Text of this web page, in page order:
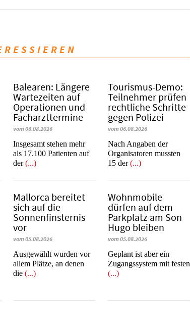
Balearen: Längere
Wartezeiten auf
Operationen und
Facharzttermine
vom 06.08.2026
Insgesamt stehen mehr
als 17.100 Patienten auf
der(...)
Tourismus-Demo:
Teilnehmer prüfen
rechtliche Schritte
gegen Polizei
vom 06.08.2026
Nach Angaben der
Organisatoren mussten
15 der(...)
Mallorca bereitet
sich auf die
Sonnenfinsternis
vor
vom 05.08.2026
Ausgewählt wurden vor
allem Plätze, an denen
die(...)
Wohnmobile
dürfen auf dem
Parkplatz am Son
Hugo bleiben
vom 05.08.2026
Geplant ist aber ein
Zugangssystem mit festen
(...)